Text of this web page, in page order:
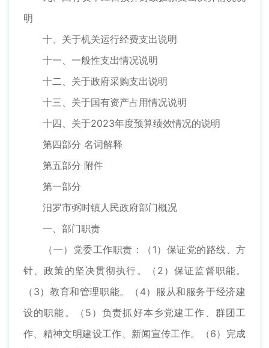
明
十、关于机关运行经费支出说明
十一、一般性支出情况说明
十二、关于政府采购支出说明
十三、关于国有资产占用情况说明
十四、关于2023年度预算绩效情况的说明
第四部分 名词解释
第五部分 附件
第一部分
汨罗市弼时镇人民政府部门概况
一、部门职责
（一）党委工作职责：（1）保证党的路线、方
针、政策的坚决贯彻执行。（2）保证监督职能。
（3）教育和管理职能。（4）服从和服务于经济建
设的职能。（5）负责抓好本乡党建工作、群团工
作、精神文明建设工作、新闻宣传工作。（6）完成